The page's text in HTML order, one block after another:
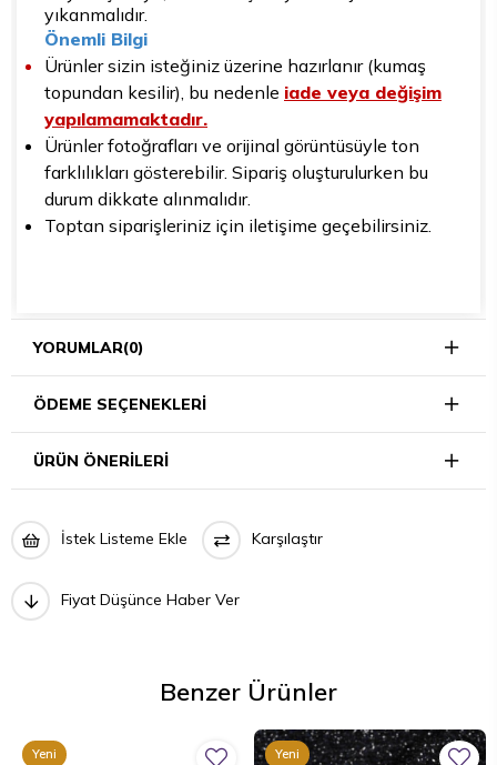
yıkanmalıdır.
Önemli Bilgi
Ürünler sizin isteğiniz üzerine hazırlanır (kumaş
topundan kesilir), bu nedenle iade veya değişim
yapılamamaktadır.
Ürünler fotoğrafları ve orijinal görüntüsüyle ton
farklılıkları gösterebilir. Sipariş oluşturulurken bu
durum dikkate alınmalıdır.
Toptan siparişleriniz için iletişime geçebilirsiniz.
YORUMLAR(0)
ÖDEME SEÇENEKLERI
ÜRÜN ÖNERILERI
İstek Listeme Ekle Karşılaştır
Fiyat Düşünce Haber Ver
Benzer Ürünler
Yeni
Yeni